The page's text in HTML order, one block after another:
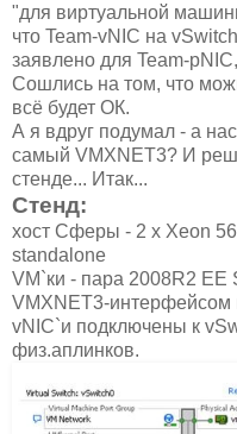
"для виртуальной
что Team-vNIC на
заявлено для Team-
Сошлись на том, что
всё будет ОК.
А я вдруг подумал - а
самый VMXNET3? И
стенде... Итак...
Стенд:
хост Сферы - 2 x Xeon
standalone
VM`ки - пара 2008R2 EE
VMXNET3-интерфейсом
vNIC`и подключены к
физ.аплинков.